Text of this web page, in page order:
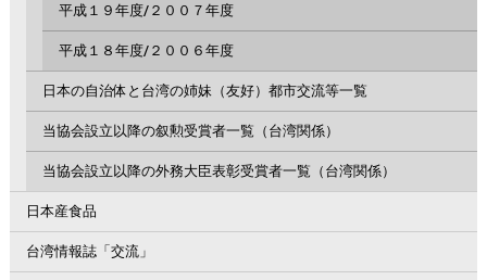
平成１９年度/２００７年度
平成１８年度/２００６年度
日本の自治体と台湾の姉妹（友好）都市交流等一覧
当協会設立以降の叙勲受賞者一覧（台湾関係）
当協会設立以降の外務大臣表彰受賞者一覧（台湾関係）
日本産食品
台湾情報誌「交流」